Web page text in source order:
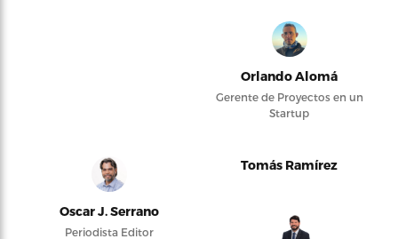
Orlando Alomá
Gerente de Proyectos en un
Startup
Oscar J. Serrano
Periodista Editor
Tomás Ramírez